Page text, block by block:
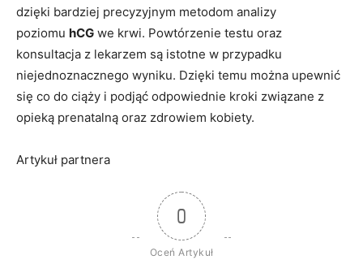
dzięki bardziej precyzyjnym metodom analizy
poziomu hCG we krwi. Powtórzenie testu oraz
konsultacja z lekarzem są istotne w przypadku
niejednoznacznego wyniku. Dzięki temu można upewnić
się co do ciąży i podjąć odpowiednie kroki związane z
opieką prenatalną oraz zdrowiem kobiety.
Artykuł partnera
0
Oceń Artykuł